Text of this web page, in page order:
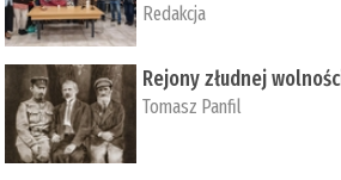
Redakcja
Rejony złudnej
Tomasz Panfil